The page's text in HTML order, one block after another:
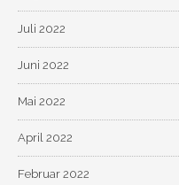
Juli 2022
Juni 2022
Mai 2022
April 2022
Februar 2022